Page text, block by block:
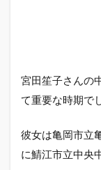
宮田笙子さんの
て重要な時期で
彼女は亀岡市立
に鯖江市立中央